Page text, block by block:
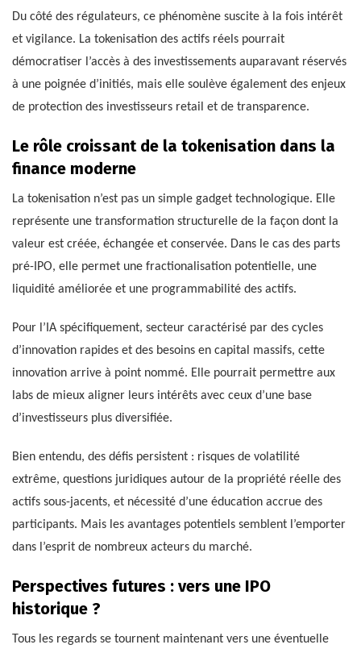
Du côté des régulateurs, ce phénomène suscite à la fois intérêt
et vigilance. La tokenisation des actifs réels pourrait
démocratiser l’accès à des investissements auparavant réservés
à une poignée d’initiés, mais elle soulève également des enjeux
de protection des investisseurs retail et de transparence.
Le rôle croissant de la tokenisation dans la
finance moderne
La tokenisation n’est pas un simple gadget technologique. Elle
représente une transformation structurelle de la façon dont la
valeur est créée, échangée et conservée. Dans le cas des parts
pré-IPO, elle permet une fractionalisation potentielle, une
liquidité améliorée et une programmabilité des actifs.
Pour l’IA spécifiquement, secteur caractérisé par des cycles
d’innovation rapides et des besoins en capital massifs, cette
innovation arrive à point nommé. Elle pourrait permettre aux
labs de mieux aligner leurs intérêts avec ceux d’une base
d’investisseurs plus diversifiée.
Bien entendu, des défis persistent : risques de volatilité
extrême, questions juridiques autour de la propriété réelle des
actifs sous-jacents, et nécessité d’une éducation accrue des
participants. Mais les avantages potentiels semblent l’emporter
dans l’esprit de nombreux acteurs du marché.
Perspectives futures : vers une IPO
historique ?
Tous les regards se tournent maintenant vers une éventuelle